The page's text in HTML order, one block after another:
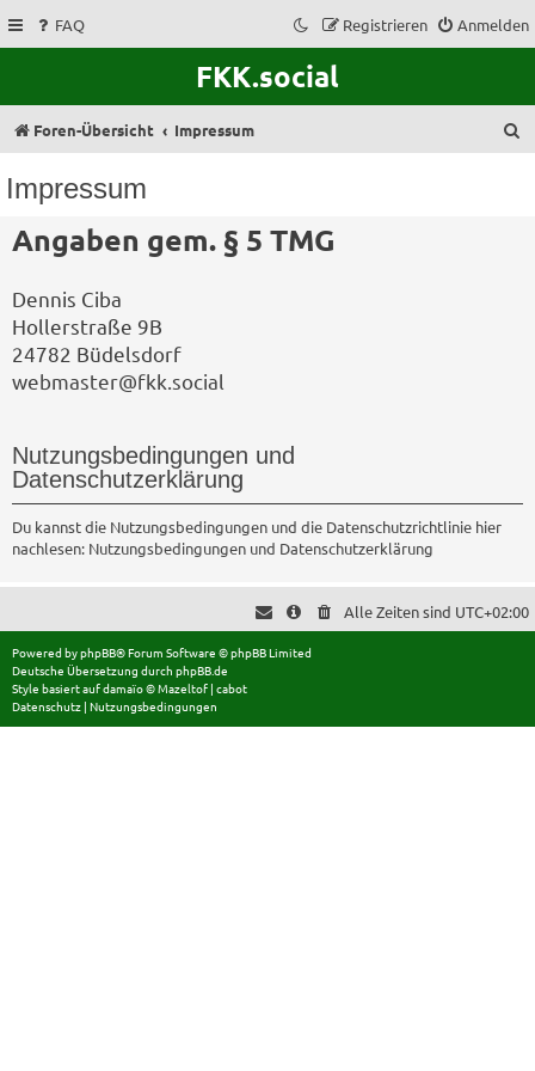
FAQ Anmelden
Registrieren
FKK.social
Foren-Übersicht Impressum
Impressum
Angaben gem. § 5 TMG
Dennis Ciba
Hollerstraße 9B
24782 Büdelsdorf
webmaster@fkk.social
Nutzungsbedingungen und
Datenschutzerklärung
Du kannst die Nutzungsbedingungen und die Datenschutzrichtlinie hier
nachlesen: Nutzungsbedingungen und Datenschutzerklärung
Alle Zeiten sind UTC+02:00
Powered byphpBB® Forum Software © phpBB Limited
Deutsche Übersetzung durch phpBB.de
Style basiert aufdamaïo ©Mazeltof | cabot
Datenschutz | Nutzungsbedingungen